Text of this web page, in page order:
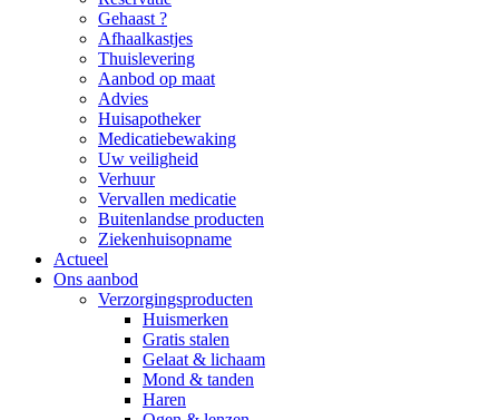
Gehaast ?
Afhaalkastjes
Thuislevering
Aanbod op maat
Advies
Huisapotheker
Medicatiebewaking
Uw veiligheid
Verhuur
Vervallen medicatie
Buitenlandse producten
Ziekenhuisopname
Actueel
Ons aanbod
Verzorgingsproducten
Huismerken
Gratis stalen
Gelaat & lichaam
Mond & tanden
Haren